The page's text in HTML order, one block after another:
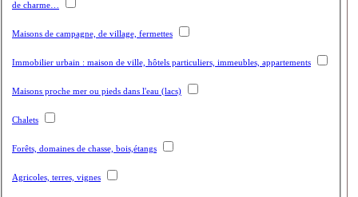
de charme…
Maisons de campagne, de village, fermettes
Immobilier urbain : maison de ville, hôtels particuliers, immeubles, appartements
Maisons proche mer ou pieds dans l'eau (lacs)
Chalets
Forêts, domaines de chasse, bois,étangs
Agricoles, terres, vignes